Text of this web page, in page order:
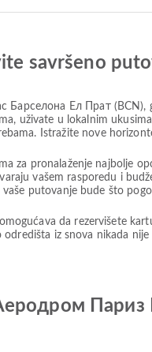
savršeno
Барселона Ел Прат
uživate u lokalnim
Istražite nove
za pronalaženje najbolje
vašem rasporedu i
putovanje bude što
da rezervišete
iz snova nikada